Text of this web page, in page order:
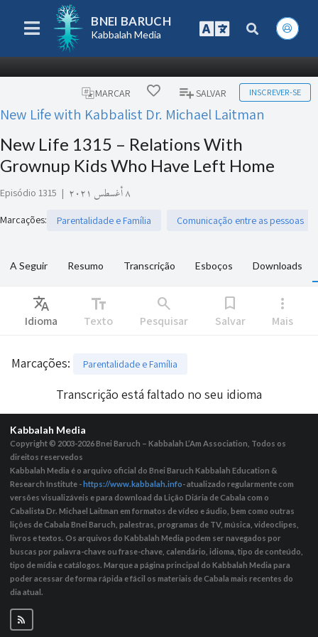
BNEI BARUCH
Kabbalah Media
MARCAR SALVAR INSCREVER-SE
New Life with Kabbalist Dr. Michael Laitman
New Life 1315 – Relations With
Grownup Kids Who Have Left Home
Episódio 1315 | ٨ أغسطس ٢٠٢١
Marcações: Parentalidade e Família Comunicação entre as pessoas
A Seguir Resumo Transcrição Esboços Downloads
Translate
Idioma
text_fields
Texto
search
Pesquisar
bookmark
Salvar
more_vert
Mais
Marcações: Parentalidade e Família
Transcrição está faltado no seu idioma
Kabbalah Media
Copyright © 2003-2026Bnei Baruch – Kabbalah L’Am Association, Todos os
direitos reservedos
Kabbalah Media é o arquivo oficial do Bnei Baruch Kabbalah Education &
Research Institute - https://www.kabbalah.info- atualizado regularmente com
versões visualizáveis ​​e para download da Lição Diária de Cabala com o
Cabalista Dr. Michael Laitman em formatos de vídeo e áudio, bem como outras
lições de Cabala Bnei Baruch, palestras, programas de TV, música, videoclipes,
livros e textos. Os arquivos do Kabbalah Media podem ser navegados por
buscas por palavra-chave ou frase-chave, calendário, idioma, tipo de conteúdo,
tipo de mídia e catálogos. Marque a página principal do Kabbalah Media para
poder acessar de forma rápida e fácil os materiais de Cabala mais recentes do
dia atual.